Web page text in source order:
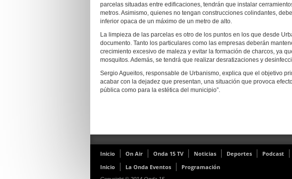
parcelas situadas entre edificaciones, tendrán que instalar
metros. Asimismo, quienes no tengan construcciones colindantes,
inferior opaca de un máximo de un metro de alto.
La limpieza de las parcelas es otro de los puntos en los que desde
documento. Tanto los particulares como las empresas deberán
crecimiento excesivo de maleza y evitar la formación de charcos, ya
mosquitos. Además, se tendrá que realizar desratizaciones y
Sergio Agueitos, responsable de Urbanismo, explica que el objetivo
acabar con la dejadez que presentan, una situación que provoca
pública como para la estética del municipio”.
Inicio On Air Onda 15 TV Noticias Deportes Podcast
Inicio
La Onda Eventos Programación